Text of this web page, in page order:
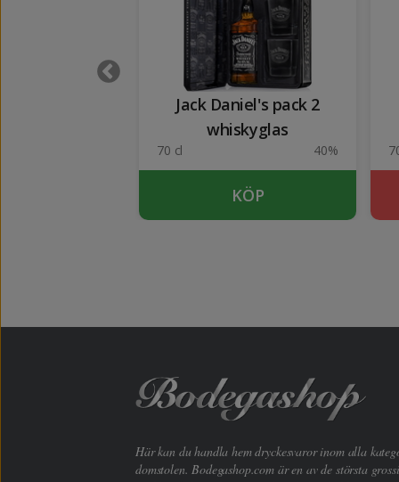
Jack Daniel's pack 2
whiskyglas
70 cl 40%
KÖP
Här kan du handla hem dryckesvaror inom alla
domstolen. Bodegashop.com är en av de största